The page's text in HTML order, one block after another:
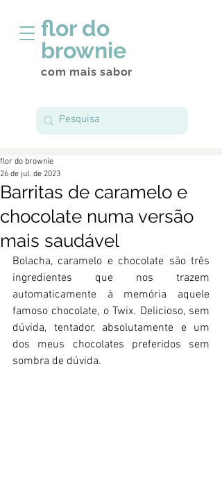
flor do
brownie
com mais sabor
Barritas de caramelo e
chocolate numa versão
mais saudável
flor do brownie
26 de jul. de 2023
Bolacha, caramelo e chocolate são três
ingredientes que nos trazem
automaticamente à memória aquele
famoso chocolate, o Twix. Delicioso, sem
dúvida, tentador, absolutamente e um
dos meus chocolates preferidos sem
sombra de dúvida.